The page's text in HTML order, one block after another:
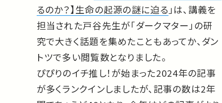
るのか？】生命の起源の謎に迫る 」は、講義を
担当された戸谷先生が「ダークマター」の研
究で大きく話題を集めたこともあってか、ダン
トツで多い閲覧数となりました。
ぴぴりのイチ推し！が始まった2024年の記事
が多くランクインしましたが、記事の数は2年